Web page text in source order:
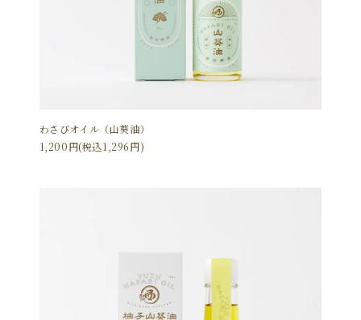
わさびオイル（山葵油）
1,200円(税込1,296円)